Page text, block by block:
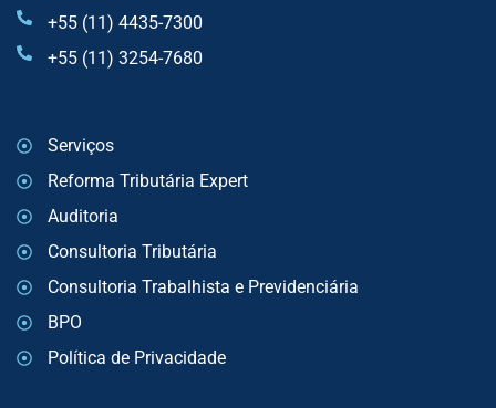
+55 (11) 4435-7300
+55 (11) 3254-7680
Serviços
Reforma Tributária Expert
Auditoria
Consultoria Tributária
Consultoria Trabalhista e Previdenciária
BPO
Política de Privacidade